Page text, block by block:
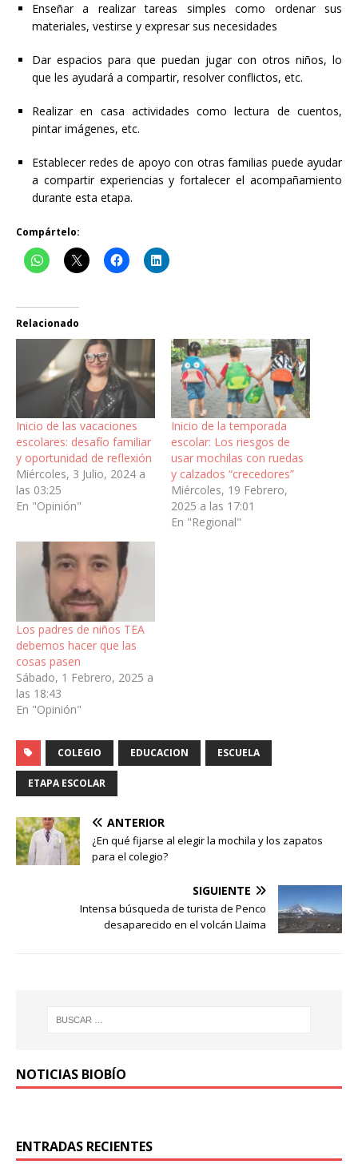
Enseñar a realizar tareas simples como ordenar sus
materiales, vestirse y expresar sus necesidades
Dar espacios para que puedan jugar con otros niños, lo
que les ayudará a compartir, resolver conflictos, etc.
Realizar en casa actividades como lectura de cuentos,
pintar imágenes, etc.
Establecer redes de apoyo con otras familias puede ayudar
a compartir experiencias y fortalecer el acompañamiento
durante esta etapa.
Compártelo:
Relacionado
Inicio de las vacaciones
escolares: desafío familiar
y oportunidad de reflexión
Miércoles, 3 Julio, 2024 a
las 03:25
En "Opinión"
Inicio de la temporada
escolar: Los riesgos de
usar mochilas con ruedas
y calzados “crecedores”
Miércoles, 19 Febrero,
2025 a las 17:01
En "Regional"
Los padres de niños TEA
debemos hacer que las
cosas pasen
Sábado, 1 Febrero, 2025 a
las 18:43
En "Opinión"
COLEGIO EDUCACION ESCUELA
ETAPA ESCOLAR
ANTERIOR
¿En qué fijarse al elegir la mochila y los zapatos
para el colegio?
SIGUIENTE
Intensa búsqueda de turista de Penco
desaparecido en el volcán Llaima
NOTICIAS BIOBÍO
ENTRADAS RECIENTES